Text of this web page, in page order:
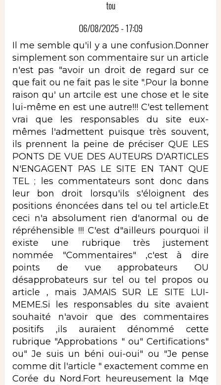
tou
06/08/2025 - 17:09
Il me semble qu'il y a une confusion.Donner
simplement son commentaire sur un article
n'est pas "avoir un droit de regard sur ce
que fait ou ne fait pas le site ".Pour la bonne
raison qu' un artcile est une chose et le site
lui-même en est une autre!!! C'est tellement
vrai que les responsables du site eux-
mêmes l'admettent puisque très souvent,
ils prennent la peine de préciser QUE LES
PONTS DE VUE DES AUTEURS D'ARTICLES
N'ENGAGENT PAS LE SITE EN TANT QUE
TEL ; les commentateurs sont donc dans
leur bon droit lorsqu'ils s'éloignent des
positions énoncées dans tel ou tel article.Et
ceci n'a absolument rien d'anormal ou de
répréhensible !!! C'est d"ailleurs pourquoi il
existe une rubrique très justement
nommée "Commentaires" ,c'est à dire
points de vue approbateurs OU
désapprobateurs sur tel ou tel propos ou
article , mais JAMAIS SUR LE SITE LUI-
MEME.Si les responsables du site avaient
souhaité n'avoir que des commentaires
positifs ,ils auraient dénommé cette
rubrique "Approbations " ou" Certifications"
ou" Je suis un béni oui-oui" ou "Je pense
comme dit l'article " exactement comme en
Corée du Nord.Fort heureusement la Mqe